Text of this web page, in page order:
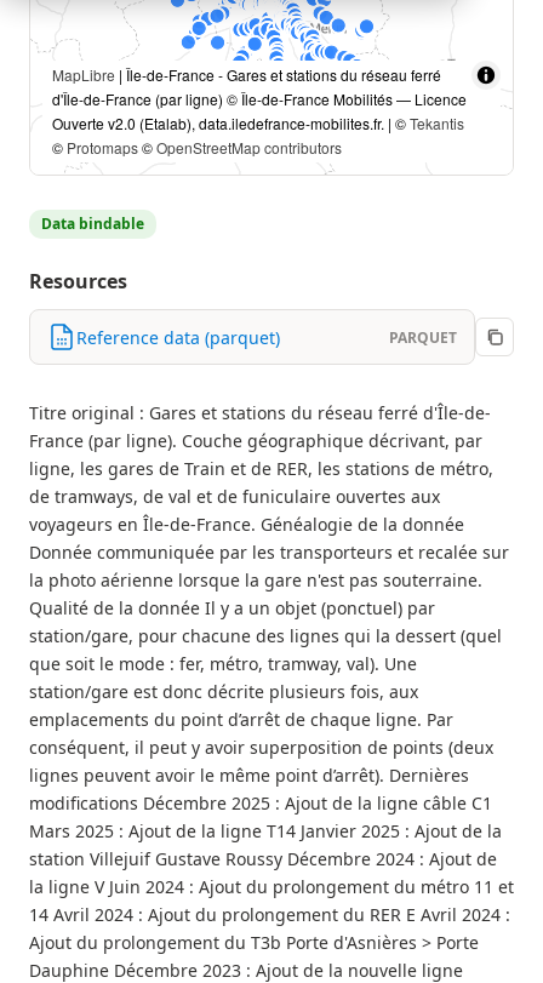
MapLibre | Île-de-France - Gares et stations du réseau ferré
d'Île-de-France (par ligne) © Île-de-France Mobilités — Licence
Ouverte v2.0 (Etalab), data.iledefrance-mobilites.fr. | ©Tekantis
© Protomaps©OpenStreetMap contributors
Data bindable
Resources
Reference data (parquet) PARQUET
Titre original : Gares et stations du réseau ferré d'Île-de-
France (par ligne). Couche géographique décrivant, par
ligne, les gares de Train et de RER, les stations de métro,
de tramways, de val et de funiculaire ouvertes aux
voyageurs en Île-de-France. Généalogie de la donnée
Donnée communiquée par les transporteurs et recalée sur
la photo aérienne lorsque la gare n'est pas souterraine.
Qualité de la donnée Il y a un objet (ponctuel) par
station/gare, pour chacune des lignes qui la dessert (quel
que soit le mode : fer, métro, tramway, val). Une
station/gare est donc décrite plusieurs fois, aux
emplacements du point d’arrêt de chaque ligne. Par
conséquent, il peut y avoir superposition de points (deux
lignes peuvent avoir le même point d’arrêt). Dernières
modifications Décembre 2025 : Ajout de la ligne câble C1
Mars 2025 : Ajout de la ligne T14 Janvier 2025 : Ajout de la
station Villejuif Gustave Roussy Décembre 2024 : Ajout de
la ligne V Juin 2024 : Ajout du prolongement du métro 11 et
14 Avril 2024 : Ajout du prolongement du RER E Avril 2024 :
Ajout du prolongement du T3b Porte d'Asnières > Porte
Dauphine Décembre 2023 : Ajout de la nouvelle ligne